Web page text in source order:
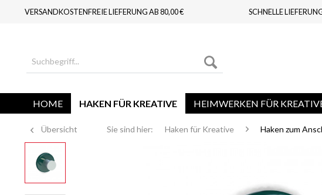
VERSANDKOSTENFREIE LIEFERUNG AB 80,00 € SCHNELLE
HOME HAKEN FÜR KREATIVE HEIMWERKEN FÜR
Übersicht Sie sind hier: Haken für Kreative Haken zum